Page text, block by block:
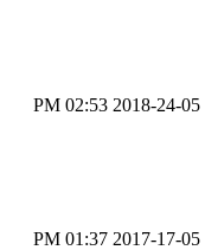
02:53 PM
01:37 PM